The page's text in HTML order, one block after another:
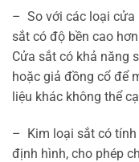
– So với các loại cửa
sắt có độ bền cao
Cửa sắt có khả năng
hoặc giả đồng cổ để
liệu khác không thể
– Kim loại sắt có tính
định hình, cho phép